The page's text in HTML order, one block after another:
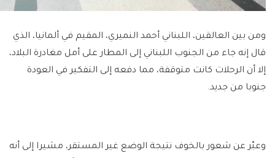
ومن بين العالقين، اللبناني أحمد النميري، المقيم في ألمانيا، الذي
قال إنه جاء من الجنوب اللبناني إلى المطار على أمل مغادرة البلاد،
إلا أن الرحلات كانت متوقفة، مما دفعه إلى التفكير في العودة
جنوبا من جديد.
وعبّر عن شعور بالخوف نتيجة الوضع غير المستقر، مشيرا إلى أنه